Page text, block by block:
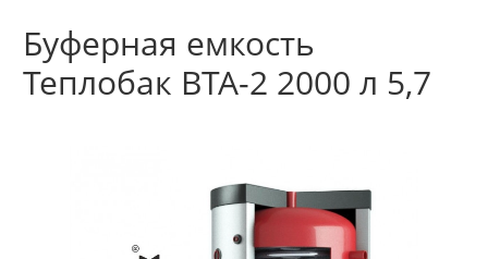
Буферная емкость
Теплобак ВТА-2 2000 л 5,7